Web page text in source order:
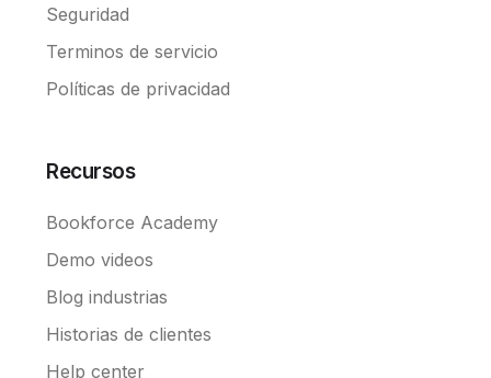
Seguridad
Terminos de servicio
Políticas de privacidad
Recursos
Bookforce Academy
Demo videos
Blog industrias
Historias de clientes
Help center